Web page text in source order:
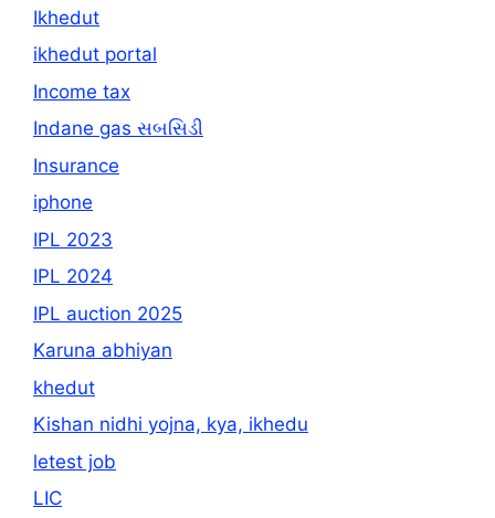
Ikhedut
ikhedut portal
Income tax
Indane gas સબસિડી
Insurance
iphone
IPL 2023
IPL 2024
IPL auction 2025
Karuna abhiyan
khedut
Kishan nidhi yojna, kya, ikhedu
letest job
LIC